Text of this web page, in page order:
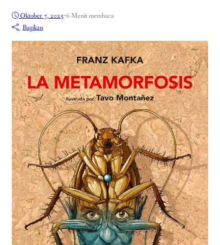
Oktober 7, 2025•6 Menit membaca
Bagikan